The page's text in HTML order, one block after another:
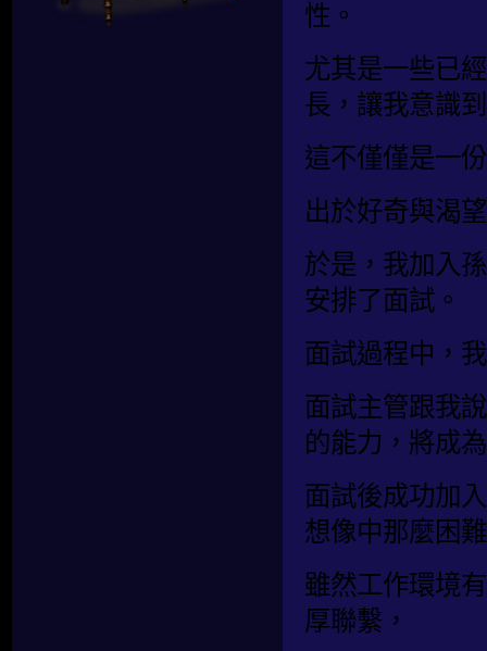
性。
尤其是一些已
長，讓我意識
這不僅僅是一
出於好奇與渴
於是，我加入
安排了面試。
面試過程中，
面試主管跟我
的能力，將成
面試後成功加
想像中那麼困
雖然工作環境
厚聯繫，